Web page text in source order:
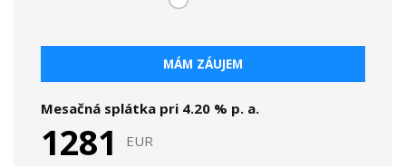
MÁM ZÁUJEM
Mesačná splátka pri 4.20 % p. a.
1281 EUR